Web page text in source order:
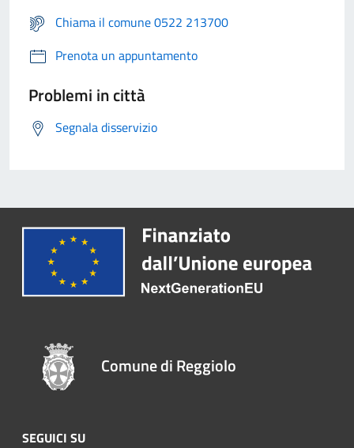
Chiama il comune 0522 213700
Prenota un appuntamento
Problemi in città
Segnala disservizio
Comune di Reggiolo
SEGUICI SU